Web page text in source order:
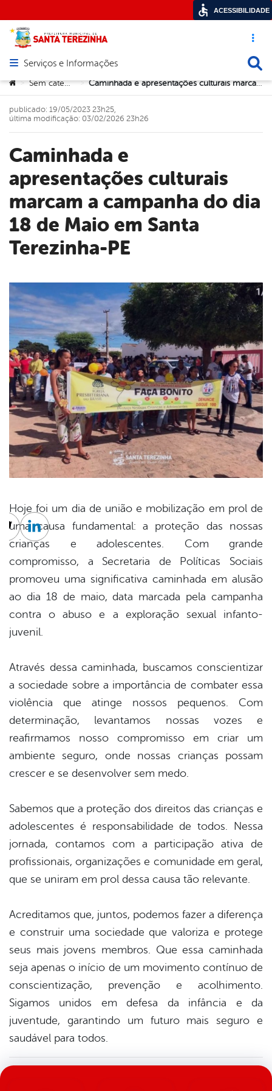
Acesso
Abrir menu principal de navegação
Serviços e Informações
Você está aqui:
> Sem categoria > Caminhada e apresentações culturais marcam a campanha do dia 18 de Maio em Santa Terezinha-PE
Caminhada e
apresentações culturais
marcam a campanha do dia
18 de Maio em Santa
Terezinha-PE
publicado: 19/05/2023 23h25,
última modificação: 03/02/2026 23h26
Hoje foi um dia de união e mobilização em prol de
uma causa fundamental: a proteção das nossas
crianças e adolescentes. Com grande
compromisso, a Secretaria de Políticas Sociais
promoveu uma significativa caminhada em alusão
ao dia 18 de maio, data marcada pela campanha
contra o abuso e a exploração sexual infanto-
juvenil.
Através dessa caminhada, buscamos conscientizar
a sociedade sobre a importância de combater essa
violência que atinge nossos pequenos. Com
determinação, levantamos nossas vozes e
reafirmamos nosso compromisso em criar um
ambiente seguro, onde nossas crianças possam
crescer e se desenvolver sem medo.
Sabemos que a proteção dos direitos das crianças e
adolescentes é responsabilidade de todos. Nessa
jornada, contamos com a participação ativa de
profissionais, organizações e comunidade em geral,
que se uniram em prol dessa causa tão relevante.
Acreditamos que, juntos, podemos fazer a diferença
e construir uma sociedade que valoriza e protege
seus mais jovens membros. Que essa caminhada
seja apenas o início de um movimento contínuo de
conscientização, prevenção e acolhimento.
Sigamos unidos em defesa da infância e da
juventude, garantindo um futuro mais seguro e
saudável para todos.
TwitterLinkedin
ACESSIBILIDADE